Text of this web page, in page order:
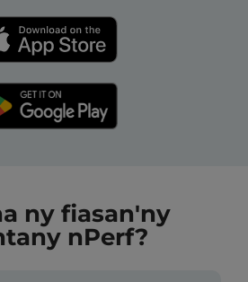
ny fiasan'ny
nPerf?